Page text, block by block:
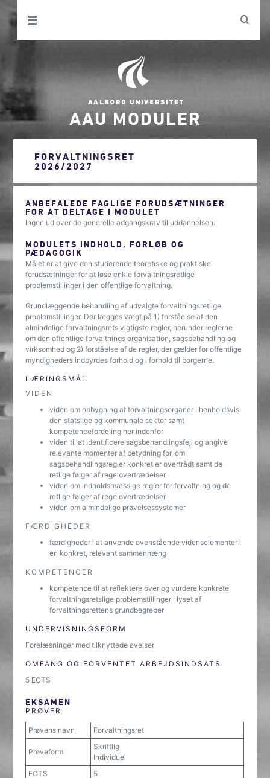
AAU MODULER
FORVALTNINGSRET
2026/2027
ANBEFALEDE FAGLIGE FORUDSÆTNINGER
FOR AT DELTAGE I MODULET
Ingen ud over de generelle adgangskrav til uddannelsen.
MODULETS INDHOLD, FORLØB OG
PÆDAGOGIK
Målet er at give den studerende teoretiske og praktiske
forudsætninger for at løse enkle forvaltningsretlige
problemstillinger i den offentlige forvaltning.
Grundlæggende behandling af udvalgte forvaltningsretlige
problemstillinger. Der lægges vægt på 1) forståelse af den
almindelige forvaltningsrets vigtigste regler, herunder reglerne
om den offentlige forvaltnings organisation, sagsbehandling og
virksomhed og 2) forståelse af de regler, der gælder for offentlige
myndigheders indbyrdes forhold og i forhold til borgerne.
LÆRINGSMÅL
VIDEN
viden om opbygning af forvaltningsorganer i henholdsvis
den statslige og kommunale sektor samt
kompetencefordeling her indenfor
viden til at identificere sagsbehandlingsfejl og angive
relevante momenter af betydning for, om
sagsbehandlingsregler konkret er overtrådt samt de
retlige følger af regelovertrædelser
viden om indholdsmæssige regler for forvaltning og de
retlige følger af regelovertrædelser
viden om almindelige prøvelsessystemer
FÆRDIGHEDER
færdigheder i at anvende ovenstående videnselementer i
en konkret, relevant sammenhæng
KOMPETENCER
kompetence til at reflektere over og vurdere konkrete
forvaltningsretslige problemstillinger i lyset af
forvaltningsrettens grundbegreber
UNDERVISNINGSFORM
Forelæsninger med tilknyttede øvelser
OMFANG OG FORVENTET ARBEJDSINDSATS
5 ECTS
EKSAMEN
PRØVER
Prøvens navn Forvaltningsret
Prøveform
Skriftlig
Individuel
ECTS
5